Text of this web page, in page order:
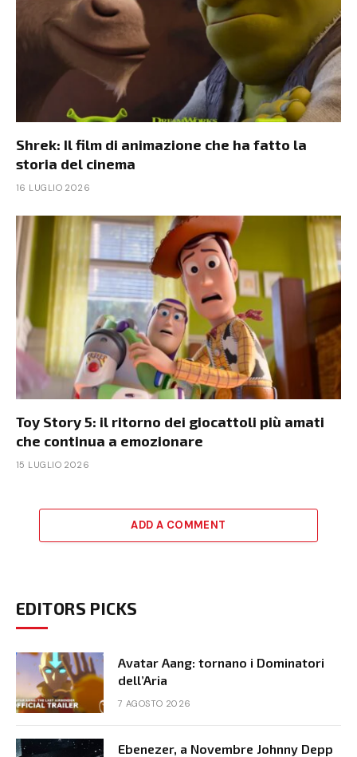
Shrek: Il film di animazione che ha fatto la
storia del cinema
16 LUGLIO 2026
Toy Story 5: il ritorno dei giocattoli più amati
che continua a emozionare
15 LUGLIO 2026
ADD A COMMENT
EDITORS PICKS
Avatar Aang: tornano i Dominatori
dell’Aria
7 AGOSTO 2026
Ebenezer, a Novembre Johnny Depp